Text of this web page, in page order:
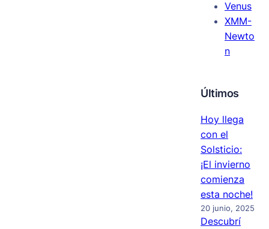
Venus
XMM-
Newto
n
Últimos
Hoy llega
con el
Solsticio:
¡El invierno
comienza
esta noche!
20 junio, 2025
Descubrí